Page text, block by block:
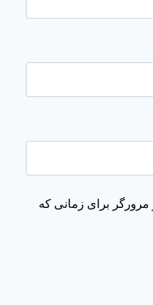
برای زمانی که